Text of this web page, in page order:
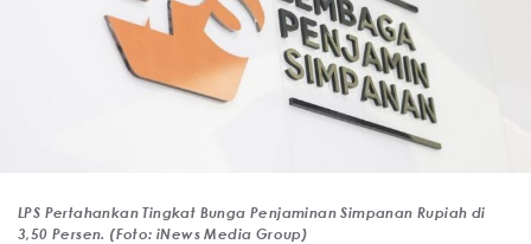
LPS Pertahankan Tingkat Bunga Penjaminan Simpanan Rupiah di
3,50 Persen. (Foto: iNews Media Group)